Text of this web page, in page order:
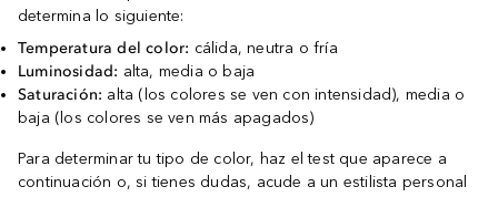
determina lo siguiente:
Temperatura del color: cálida, neutra o fría
Luminosidad: alta, media o baja
Saturación: alta (los colores se ven con intensidad), media o
baja (los colores se ven más apagados)
Para determinar tu tipo de color, haz el test que aparece a
continuación o, si tienes dudas, acude a un estilista personal